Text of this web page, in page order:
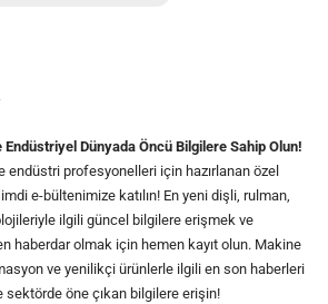
Endüstriyel Dünyada Öncü Bilgilere Sahip Olun!
endüstri profesyonelleri için hazırlanan özel
e-bültenimize katılın! En yeni dişli, rulman,
ilgili güncel bilgilere erişmek ve
haberdar olmak için hemen kayıt olun. Makine
ve yenilikçi ürünlerle ilgili en son haberleri
sektörde öne çıkan bilgilere erişin!